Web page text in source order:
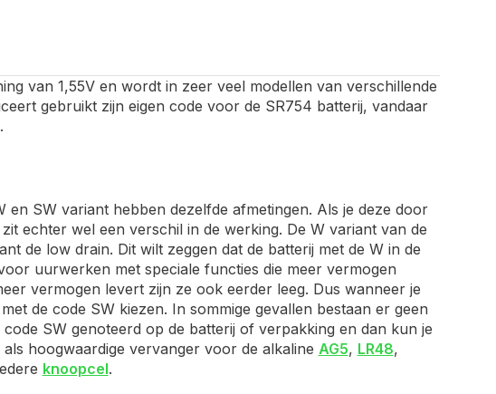
van 1,55V en wordt in zeer veel modellen van verschillende
gebruikt zijn eigen code voor de SR754 batterij, vandaar
SW variant hebben dezelfde afmetingen. Als je deze door
echter wel een verschil in de werking. De W variant van de
de low drain. Dit wilt zeggen dat de batterij met de W in de
uurwerken met speciale functies die meer vermogen
vermogen levert zijn ze ook eerder leeg. Dus wanneer je
de code SW kiezen. In sommige gevallen bestaan er geen
SW genoteerd op de batterij of verpakking en dan kun je
hoogwaardige vervanger voor de alkaline AG5, LR48,
knoopcel.